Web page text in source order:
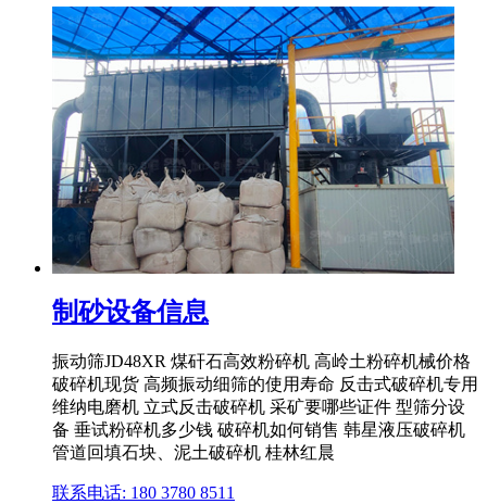
制砂设备信息
振动筛JD48XR 煤矸石高效粉碎机 高岭土粉碎机械价格
破碎机现货 高频振动细筛的使用寿命 反击式破碎机专用
维纳电磨机 立式反击破碎机 采矿要哪些证件 型筛分设
备 垂试粉碎机多少钱 破碎机如何销售 韩星液压破碎机
管道回填石块、泥土破碎机 桂林红晨
联系电话: 180 3780 8511